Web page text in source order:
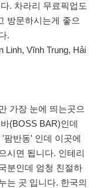
. 차라리 무료픽업도
방문하시는게 좋으
.
Linh, Vĩnh Trung, Hải
가장 눈에 띄는곳으
(BOSS BAR)인데
팜반동' 인데 이곳에
시면 됩니다. 인테리
분인데 엄청 친절하
는 곳 입니다. 한국의